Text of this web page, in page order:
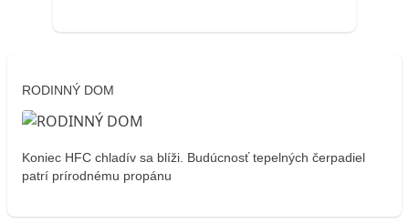
RODINNÝ DOM
Koniec HFC chladív sa blíži. Budúcnosť tepelných čerpadiel
patrí prírodnému propánu